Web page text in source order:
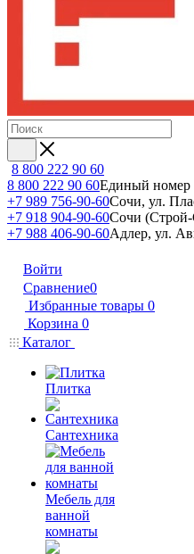
8 800 222 90 60
8 800 222 90 60Единый номер
+7 989 756-90-60Сочи, ул.
+7 918 904-90-60Сочи (Строй-
+7 988 406-90-60Адлер, ул.
Войти
Сравнение0
Избранные товары 0
Корзина 0
Каталог
Плитка
Сантехника
Мебель для
ванной
комнаты